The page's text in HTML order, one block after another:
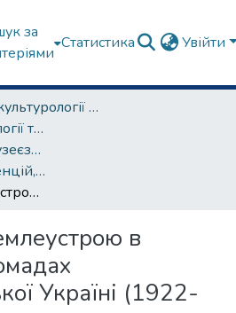
за
Статистика Увійти
Факультет культурології та соціальних комунікацій
Кафедра культурології та музеєзнавства
Культурологія та музеєзнавство
матеріали конференцій, семінарів, круглих столів та ін.
До питання землеустрою в земельних громадах Наддніпрянської Україні (1922-1930 рр.)
в
Україні (1922-